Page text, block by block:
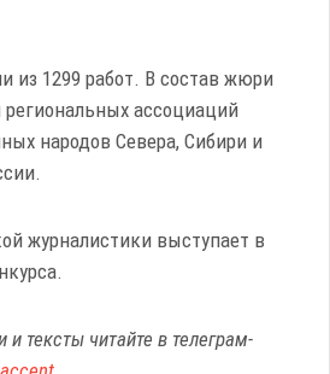
из 1299 работ. В состав жюри
ассоциаций
народов Севера, Сибири и
журналистики выступает в
тексты читайте в телеграм-